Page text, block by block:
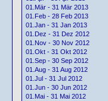
01.Mär - 31 Mär 2013
01.Feb - 28 Feb 2013
01.Jan - 31 Jan 2013
01.Dez - 31 Dez 2012
01.Nov - 30 Nov 2012
01.Okt - 31 Okt 2012
01.Sep - 30 Sep 2012
01.Aug - 31 Aug 2012
01.Jul - 31 Jul 2012
01.Jun - 30 Jun 2012
01.Mai - 31 Mai 2012